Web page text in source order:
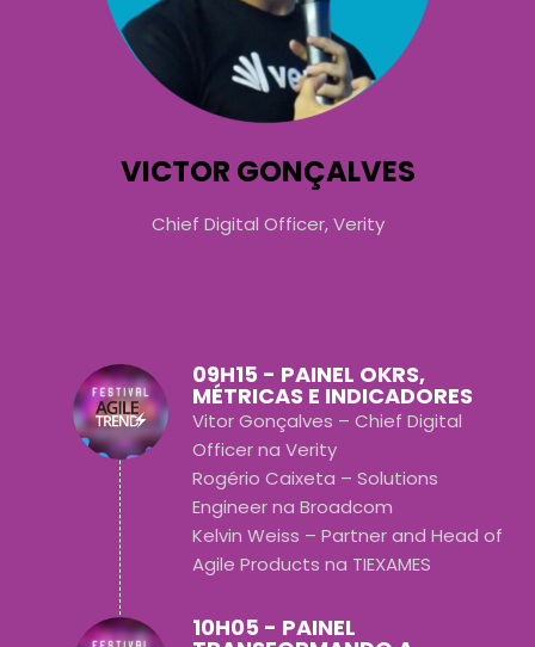
VICTOR GONÇALVES
Chief Digital Officer, Verity
09H15 - PAINEL OKRS,
MÉTRICAS E INDICADORES
Vitor Gonçalves – Chief Digital
Officer na Verity
Rogério Caixeta – Solutions
Engineer na Broadcom
Kelvin Weiss – Partner and Head of
Agile Products na TIEXAMES
10H05 - PAINEL